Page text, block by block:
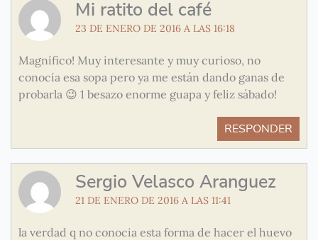
Mi ratito del café
23 DE ENERO DE 2016 A LAS 16:18
Magnífico! Muy interesante y muy curioso, no
conocía esa sopa pero ya me están dando ganas de
probarla 😉 1 besazo enorme guapa y feliz sábado!
RESPONDER
Sergio Velasco Aranguez
21 DE ENERO DE 2016 A LAS 11:41
la verdad q no conocia esta forma de hacer el huevo